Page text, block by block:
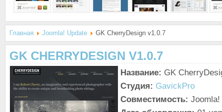
Главная Joomla! Update GK CherryDesign v1.0.7
GK CHERRYDESIGN V1.0.7
Название: GK
Студия: GavickPro
Совместимость: